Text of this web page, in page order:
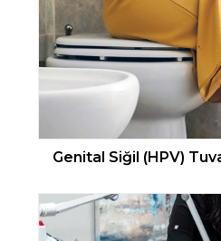
Genital Siğil (HPV)